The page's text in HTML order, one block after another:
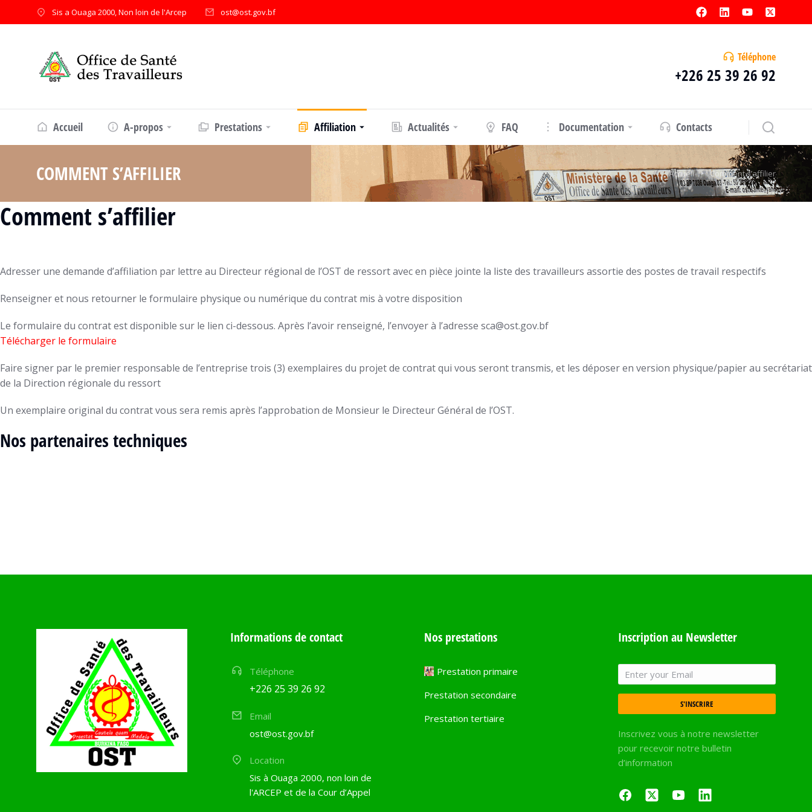
Sis a Ouaga 2000, Non loin de l'Arcep ost@ost.gov.bf
Téléphone
+226 25 39 26 92
Accueil A-propos Prestations Affiliation Actualités FAQ Documentation Contacts
COMMENT S’AFFILIER Accueil Comment s’affilier
Comment s’affilier
Adresser une demande d’affiliation par lettre au Directeur régional de l’OST de ressort avec en pièce jointe la liste des travailleurs assortie des postes de travail respectifs
Renseigner et nous retourner le formulaire physique ou numérique du contrat mis à votre disposition
Le formulaire du contrat est disponible sur le lien ci-dessous. Après l’avoir renseigné, l’envoyer à l’adresse sca@ost.gov.bf
Télécharger le formulaire
Faire signer par le premier responsable de l’entreprise trois (3) exemplaires du projet de contrat qui vous seront transmis, et les déposer en version physique/papier au secrétariat
de la Direction régionale du ressort
Un exemplaire original du contrat vous sera remis après l’approbation de Monsieur le Directeur Général de l’OST.
Nos partenaires techniques
Informations de contact
Téléphone
+226 25 39 26 92
Email
ost@ost.gov.bf
Location
Sis à Ouaga 2000, non loin de
l'ARCEP et de la Cour d’Appel
Nos prestations
Prestation primaire
Prestation secondaire
Prestation tertiaire
Inscription au Newsletter
S'INSCRIRE
Inscrivez vous à notre newsletter
pour recevoir notre bulletin
d’information